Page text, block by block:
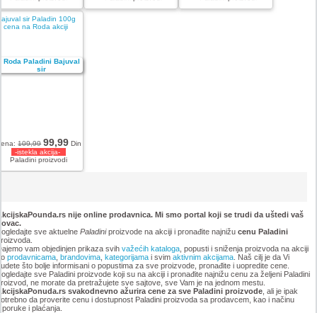
sir Paladin 100g
cena na Roda akciji
109,99 99,99 Din
-istekla akcija-
Paladini proizvodi
nije online prodavnica. Mi smo portal koji se trudi da uštedi vaš
sve aktuelne Paladiniproizvode na akciji i pronađite najnižu cenu Paladini
vam objedinjen prikaza svih važećih kataloga, popusti i sniženja proizvoda na akciji
prodavnicama, brandovima, kategorijamai svim aktivnim akcijama. Naš cilj je da Vi
što bolje informisani o popustima za sve proizvode, pronađite i uopredite cene.
sve Paladini proizvode koji su na akciji i pronađite najnižu cenu za željeni Paladini
ne morate da pretražujete sve sajtove, sve Vam je na jednom mestu.
svakodnevno ažurira cene za sve Paladini proizvode, ali je ipak
da proverite cenu i dostupnost Paladini proizvoda sa prodavcem, kao i načinu
i plaćanja.